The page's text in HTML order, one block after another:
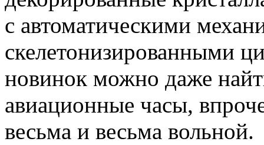
с автоматическими
скелетонизированными
новинок можно даже
авиационные часы,
весьма и весьма вольной.